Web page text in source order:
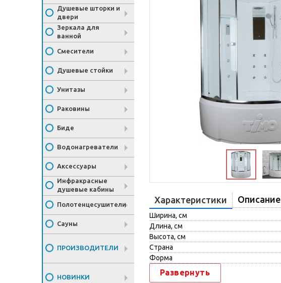
Душевые шторки и
двери
Зеркала для
ванной
Смесители
Душевые стойки
Унитазы
Раковины
Биде
Водонагреватели
Аксессуары
Инфракрасные
душевые кабины
Полотенцесушители
Сауны
ПРОИЗВОДИТЕЛИ
НОВИНКИ
Характеристики Описание
Ширина, см
Длина, см
Высота, см
Страна
Форма
Развернуть